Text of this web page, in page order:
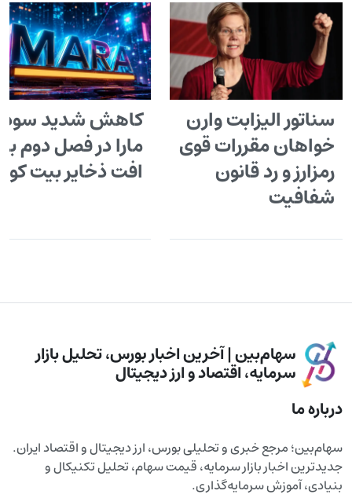
سناتور الیزابت وارن
خواهان مقررات قوی
رمزارز و رد قانون
شفافیت
کاهش شدید سود
مارا در فصل دوم با
افت ذخایر بیت
سهام‌بین | آخرین اخبار بورس، تحلیل بازار
سرمایه، اقتصاد و ارز دیجیتال
درباره ما
سهام‌بین؛ مرجع خبری و تحلیلی بورس، ارز دیجیتال و اقتصاد ایران.
جدیدترین اخبار بازار سرمایه، قیمت سهام، تحلیل تکنیکال و
بنیادی، آموزش سرمایه‌گذاری.